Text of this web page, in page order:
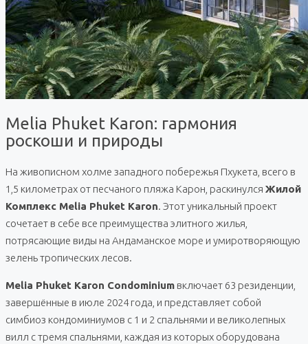
Melia Phuket Karon: гармония
роскоши и природы
На живописном холме западного побережья Пхукета, всего в
1,5 километрах от песчаного пляжа Карон, раскинулся Жилой
Комплекс Melia Phuket Karon. Этот уникальный проект
сочетает в себе все преимущества элитного жилья,
потрясающие виды на Андаманское море и умиротворяющую
зелень тропических лесов.
Melia Phuket Karon Condominium включает 63 резиденции,
завершённые в июле 2024 года, и представляет собой
симбиоз кондоминиумов с 1 и 2 спальнями и великолепных
вилл с тремя спальнями, каждая из которых оборудована